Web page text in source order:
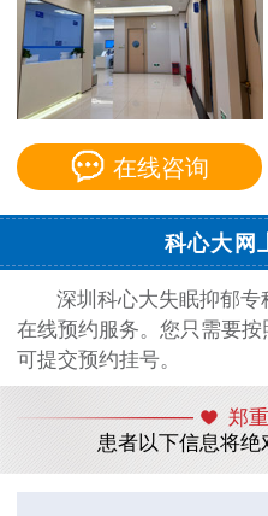
在线咨询
科心大网
深圳科心大失眠抑郁
在线预约服务。您只需要
可提交预约挂号。
郑
患者以下信息将